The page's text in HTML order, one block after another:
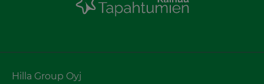
Hilla Group Oyj